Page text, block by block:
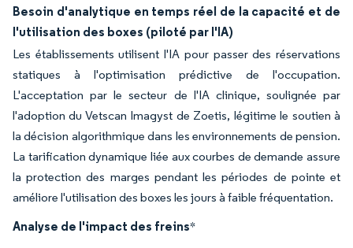
Besoin d'analytique en temps réel de la capacité et de
l'utilisation des boxes (piloté par l'IA)
Les établissements utilisent l'IA pour passer des réservations
statiques à l'optimisation prédictive de l'occupation.
L'acceptation par le secteur de l'IA clinique, soulignée par
l'adoption du Vetscan Imagyst de Zoetis, légitime le soutien à
la décision algorithmique dans les environnements de pension.
La tarification dynamique liée aux courbes de demande assure
la protection des marges pendant les périodes de pointe et
améliore l'utilisation des boxes les jours à faible fréquentation.
Analyse de l'impact des freins*